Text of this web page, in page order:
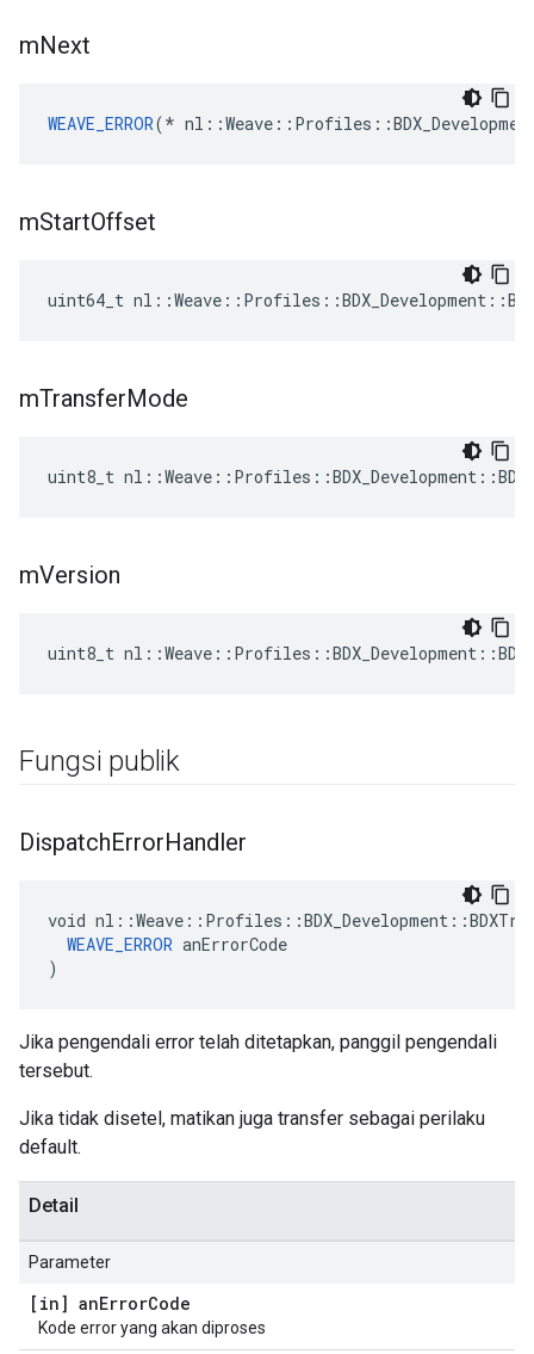
mNext
WEAVE_ERROR(*
mStartOffset
uint64_t
mTransferMode
uint8_t
mVersion
uint8_t
Fungsi publik
DispatchErrorHandler
void
WEAVE_ERROR anErrorCode
)
Jika pengendali error telah ditetapkan, panggil pengendali
tersebut.
Jika tidak disetel, matikan juga transfer sebagai perilaku
default.
Detail
Parameter
[in] anErrorCode
Kode error yang akan diproses